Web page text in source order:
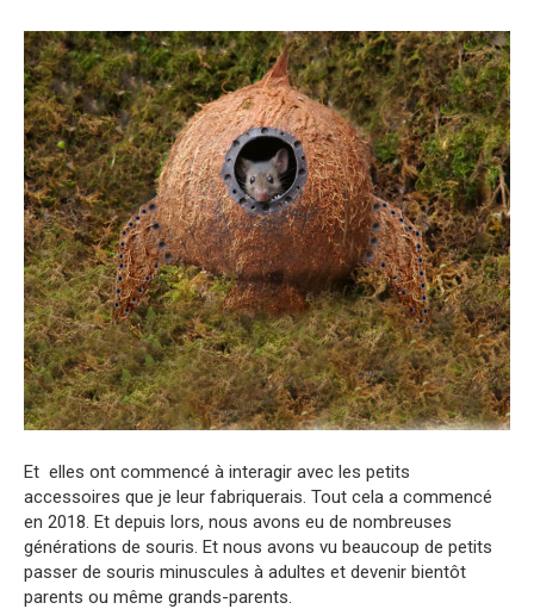
Et elles ont commencé à interagir avec les petits
accessoires que je leur fabriquerais. Tout cela a commencé
en 2018. Et depuis lors, nous avons eu de nombreuses
générations de souris. Et nous avons vu beaucoup de petits
passer de souris minuscules à adultes et devenir bientôt
parents ou même grands-parents.